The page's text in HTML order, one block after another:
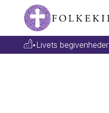
•Livets begivenheder